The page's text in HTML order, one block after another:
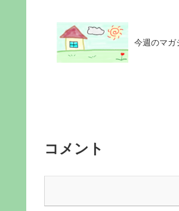
今週のマガ
コメント